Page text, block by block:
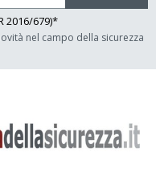
2016/679)*
nel campo della sicurezza